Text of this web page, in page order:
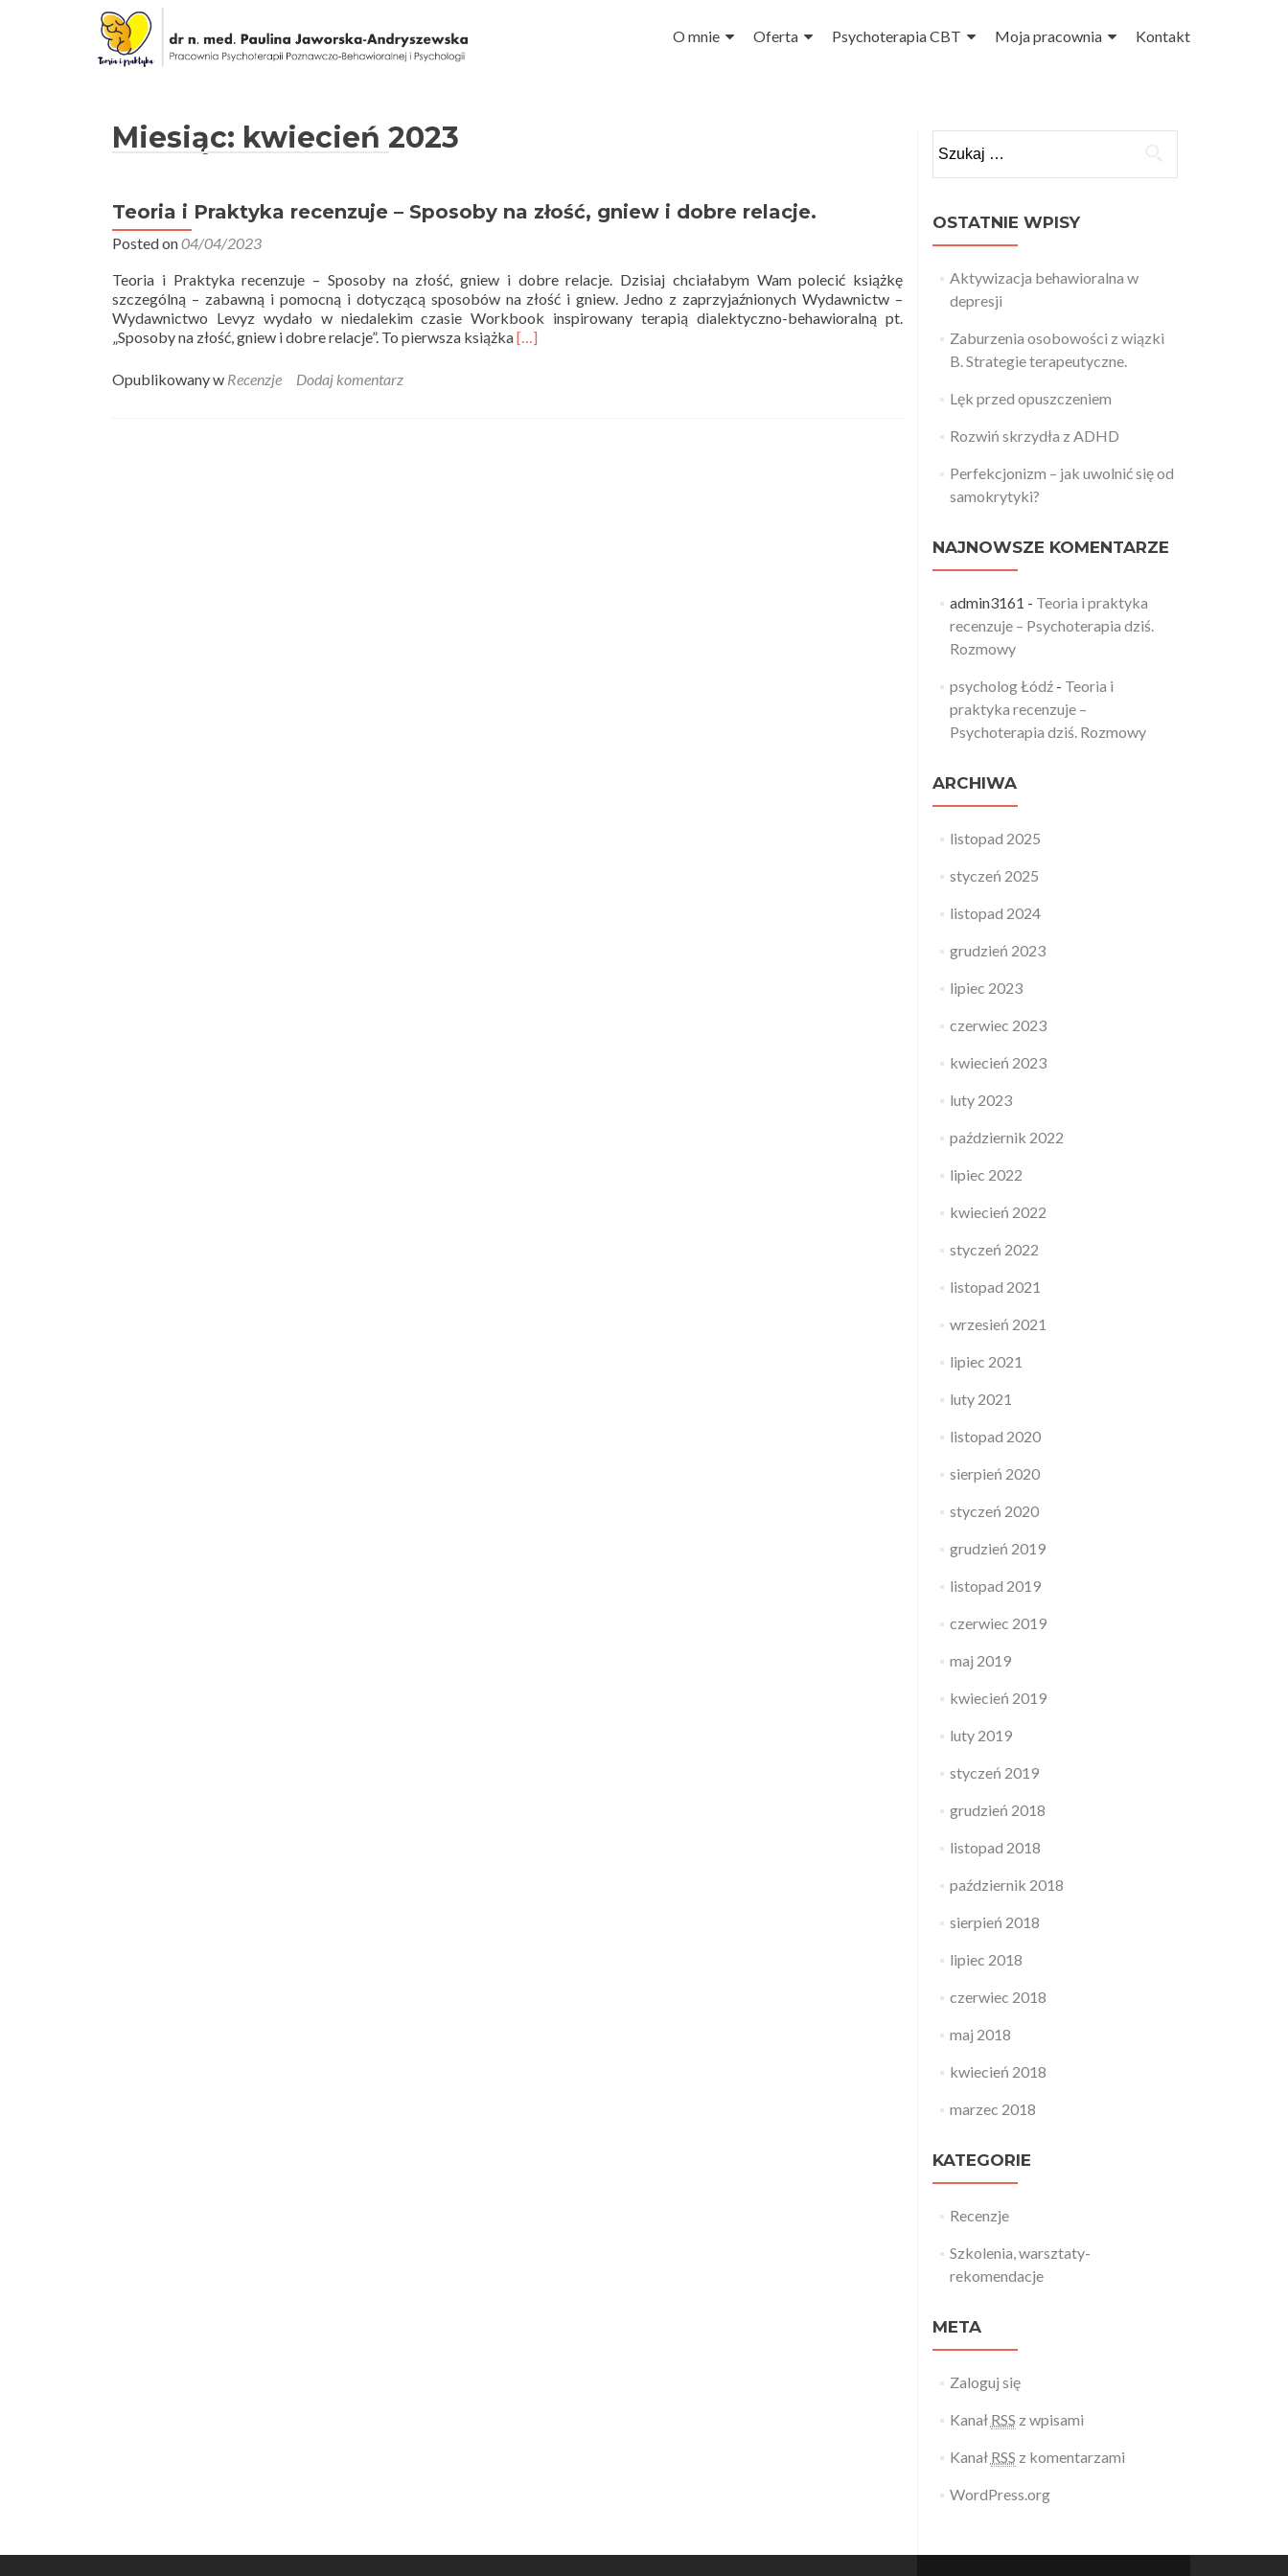
O mnie
Oferta Psychoterapia CBT Moja pracownia Kontakt
Miesiąc: kwiecień 2023
Teoria i Praktyka recenzuje – Sposoby na złość, gniew i dobre relacje.
Posted on04/04/2023
Teoria i Praktyka recenzuje – Sposoby na złość, gniew i dobre relacje. Dzisiaj chciałabym Wam polecić książkę
szczególną – zabawną i pomocną i dotyczącą sposobów na złość i gniew. Jedno z zaprzyjaźnionych Wydawnictw –
Wydawnictwo Levyz wydało w niedalekim czasie Workbook inspirowany terapią dialektyczno-behawioralną pt.
„Sposoby na złość, gniew i dobre relacje”. To pierwsza książkaRead
[…]
Opublikowany w Recenzje Dodaj komentarz
OSTATNIE WPISY
Aktywizacja behawioralna w
depresji
Zaburzenia osobowości z wiązki
B. Strategie terapeutyczne.
Lęk przed opuszczeniem
Rozwiń skrzydła z ADHD
Perfekcjonizm – jak uwolnić się od
samokrytyki?
NAJNOWSZE KOMENTARZE
admin3161 - Teoria i praktyka
recenzuje – Psychoterapia dziś.
Rozmowy
psycholog Łódź- Teoria i
praktyka recenzuje –
Psychoterapia dziś. Rozmowy
ARCHIWA
listopad 2025
styczeń 2025
listopad 2024
grudzień 2023
lipiec 2023
czerwiec 2023
kwiecień 2023
luty 2023
październik 2022
lipiec 2022
kwiecień 2022
styczeń 2022
listopad 2021
wrzesień 2021
lipiec 2021
luty 2021
listopad 2020
sierpień 2020
styczeń 2020
grudzień 2019
listopad 2019
czerwiec 2019
maj 2019
kwiecień 2019
luty 2019
styczeń 2019
grudzień 2018
listopad 2018
październik 2018
sierpień 2018
lipiec 2018
czerwiec 2018
maj 2018
kwiecień 2018
marzec 2018
KATEGORIE
Recenzje
Szkolenia, warsztaty-
rekomendacje
META
Zaloguj się
Kanał RSS z wpisami
Kanał RSS z komentarzami
WordPress.org